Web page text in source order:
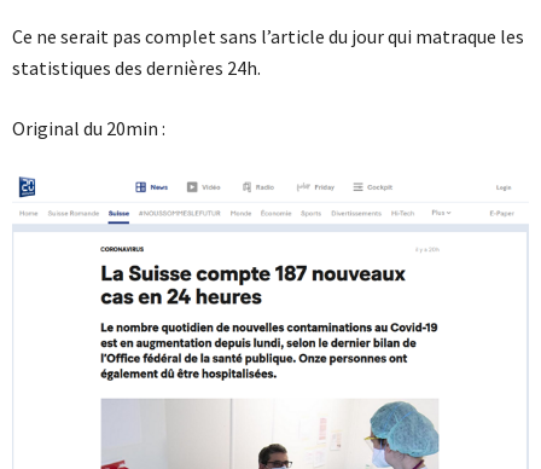
Ce ne serait pas complet sans l’article du jour qui matraque les
statistiques des dernières 24h.
Original du 20min :